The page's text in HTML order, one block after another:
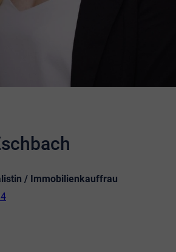
/ Immobilienkauffrau